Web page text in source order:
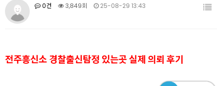
0건 3,849회 25-08-29 13:43
전주흥신소 경찰출신탐정 있는곳 실제 의뢰 후기